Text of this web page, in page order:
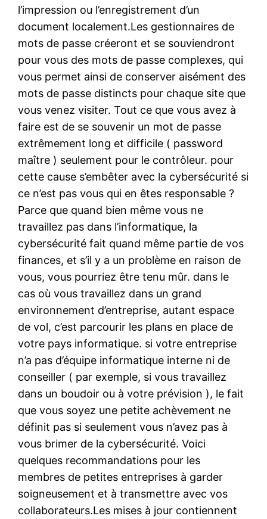
l’impression ou l’enregistrement d’un
document localement.Les gestionnaires de
mots de passe créeront et se souviendront
pour vous des mots de passe complexes, qui
vous permet ainsi de conserver aisément des
mots de passe distincts pour chaque site que
vous venez visiter. Tout ce que vous avez à
faire est de se souvenir un mot de passe
extrêmement long et difficile ( password
maître ) seulement pour le contrôleur. pour
cette cause s’embêter avec la cybersécurité si
ce n’est pas vous qui en êtes responsable ?
Parce que quand bien même vous ne
travaillez pas dans l’informatique, la
cybersécurité fait quand même partie de vos
finances, et s’il y a un problème en raison de
vous, vous pourriez être tenu mûr. dans le
cas où vous travaillez dans un grand
environnement d’entreprise, autant espace
de vol, c’est parcourir les plans en place de
votre pays informatique. si votre entreprise
n’a pas d’équipe informatique interne ni de
conseiller ( par exemple, si vous travaillez
dans un boudoir ou à votre prévision ), le fait
que vous soyez une petite achèvement ne
définit pas si seulement vous n’avez pas à
vous brimer de la cybersécurité. Voici
quelques recommandations pour les
membres de petites entreprises à garder
soigneusement et à transmettre avec vos
collaborateurs.Les mises à jour contiennent